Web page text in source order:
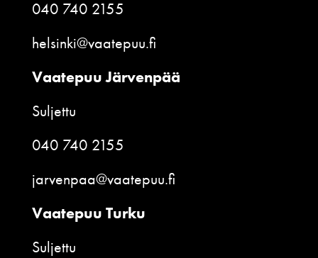
040 740 2155
helsinki@vaatepuu.fi
Vaatepuu Järvenpää
Suljettu
040 740 2155
jarvenpaa@vaatepuu.fi
Vaatepuu Turku
Suljettu